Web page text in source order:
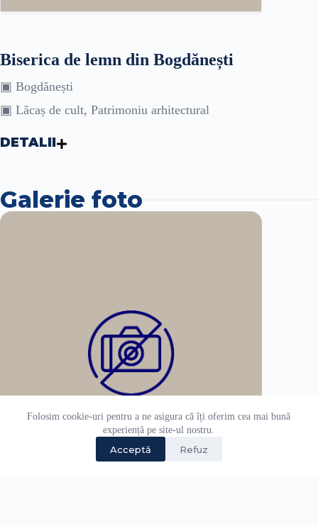
Folosim cookie-uri pentru a ne asigura că îți oferim cea mai bună
experiență pe site-ul nostru.
Acceptă Refuz
Biserica de lemn din Bogdănești
▣ Bogdănești
▣ Lăcaș de cult, Patrimoniu arhitectural
DETALII
Galerie foto